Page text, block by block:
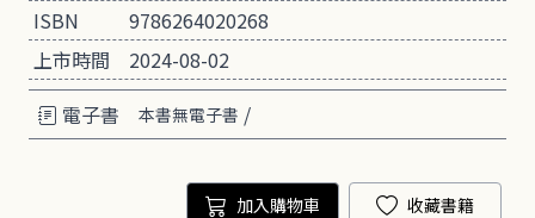
ISBN
9786264020268
上市時間
2024-08-02
電子書
本書無電子書 /
加入購物車 收藏書籍